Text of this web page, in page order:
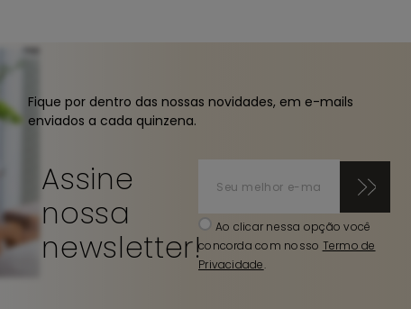
Fique por dentro das nossas novidades, em e-mails
enviados a cada quinzena.
Assine
nossa
newsletter!
Ao clicar nessa opção você
concorda com nosso Termo de
Privacidade.